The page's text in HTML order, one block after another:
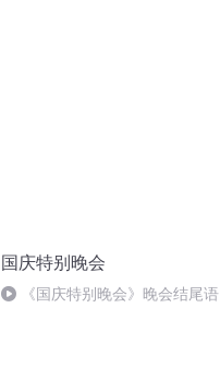
国庆特别晚会
《国庆特别晚会》晚会结尾语